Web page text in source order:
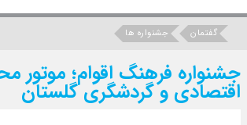
گفتمان جشنواره ها
جشنواره فرهنگ اقوام؛ موتور
اقتصادی و گردشگری گلستان